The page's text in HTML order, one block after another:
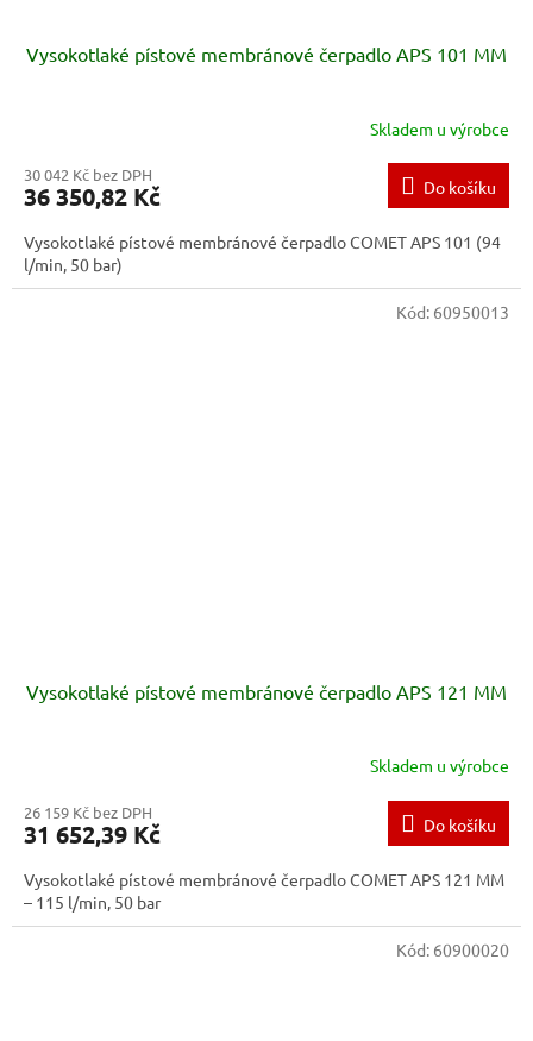
Vysokotlaké pístové membránové čerpadlo APS 101 MM
Skladem u výrobce
30 042 Kč bez DPH
36 350,82 Kč Do košíku
Vysokotlaké pístové membránové čerpadlo COMET APS 101 (94
l/min, 50 bar)
Vysokotlaké pístové membránové čerpadlo APS 121 MM
Skladem u výrobce
26 159 Kč bez DPH
31 652,39 Kč Do košíku
Vysokotlaké pístové membránové čerpadlo COMET APS 121 MM
– 115 l/min, 50 bar
Kód: 60950013
Kód: 60900020